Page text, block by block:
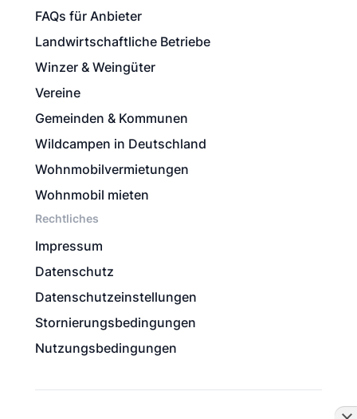
FAQs für Anbieter
Landwirtschaftliche Betriebe
Winzer & Weingüter
Vereine
Gemeinden & Kommunen
Wildcampen in Deutschland
Wohnmobilvermietungen
Wohnmobil mieten
Rechtliches
Impressum
Datenschutz
Datenschutzeinstellungen
Stornierungsbedingungen
Nutzungsbedingungen